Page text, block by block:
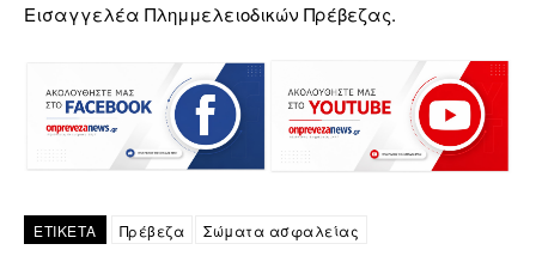
Εισαγγελέα Πλημμελειοδικών Πρέβεζας.
ΕΤΙΚΕΤΑ Πρέβεζα Σώματα ασφαλείας